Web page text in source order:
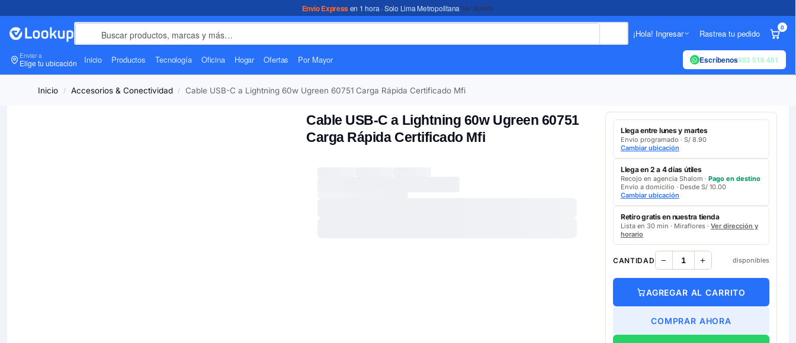
Envío Expressen 1 hora · Solo Lima Metropolitana*Ver legales
¡Hola! Ingresar Rastrea tu pedido
0
Enviar a
Elige tu ubicación Inicio Productos Tecnología Oficina Hogar Ofertas Por Mayor Escríbenos983 516 461
Inicio / Accesorios & Conectividad / Cable USB-C a Lightning 60w Ugreen 60751 Carga Rápida Certificado Mfi
Cable USB-C a Lightning 60w Ugreen 60751
Carga Rápida Certificado Mfi
Llega entre lunes y martes
Envío programado · S/ 8.90
Cambiar ubicación
Llega en 2 a 4 días útiles
Recojo en agencia Shalom · Pago en destino
Envío a domicilio · Desde S/ 10.00
Cambiar ubicación
Retíro gratis en nuestra tienda
Lista en 30 min · Miraflores · Ver dirección y
horario
CANTIDAD disponibles
AGREGAR AL CARRITO
COMPRAR AHORA